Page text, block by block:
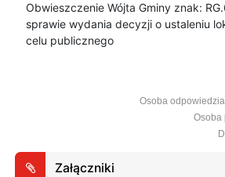
Obwieszczenie Wójta Gminy znak:
sprawie wydania decyzji o ustaleniu
celu publicznego
Osoba
Osoba
Załączniki